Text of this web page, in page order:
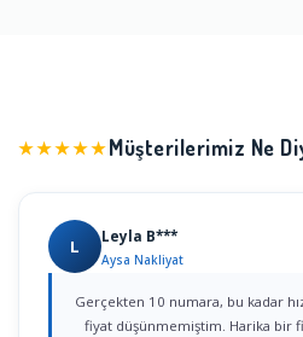
★★★★★Müşterilerimiz Ne
L Leyla B***
Aysa Nakliyat
Gerçekten 10 numara, bu kadar hızlı, kaliteli, temiz ve uygun
fiyat düşünmemiştim. Harika bir